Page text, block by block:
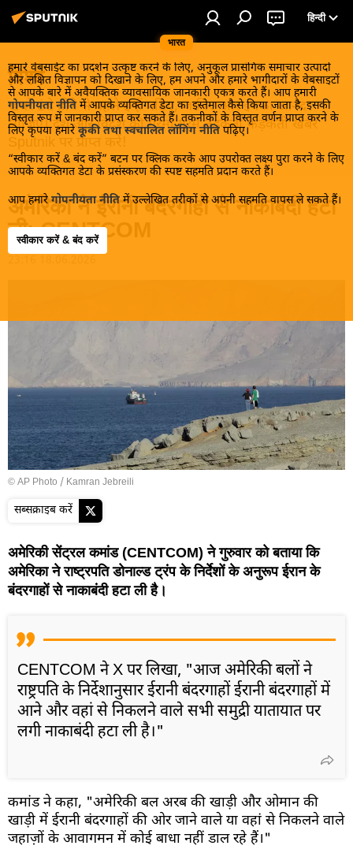
भारत
हिन्दी
हमारे वेबसाईट का प्रदर्शन उत्कृष्ट करने के लिए, अनुकूल प्रासंगिक समाचार उत्पादों
और लक्षित विज्ञापन को दिखाने के लिए, हम अपने और हमारे भागीदारों के वेबसाइटों
से आपके बारे में अवैयक्तिक व्यावसायिक जानकारी एकत्र करते हैं। आप हमारी
गोपनीयता नीति में आपके व्यक्तिगत डेटा का इस्तेमाल कैसे किया जाता है, इसकी
विस्तृत रूप में जानकारी प्राप्त कर सकते हैं। तकनीकों के विस्तृत वर्णन प्राप्त करने के
लिए कृपया हमारे कूकी तथा स्वचालित लॉगिंग नीति पढ़िए।
“स्वीकार करें & बंद करें” बटन पर क्लिक करके आप उपरोक्त लक्ष्य पुरा करने के लिए
आपके व्यक्तिगत डेटा के प्रसंस्करण की स्पष्ट सहमति प्रदान करते हैं।
आप हमारे गोपनीयता नीति में उल्लेखित तरीकों से अपनी सहमति वापस ले सकते हैं।
स्वीकार करें & बंद करें
विश्व
खबरें ठंडे होने से पहले इन्हें पढ़िए, जानिए और इनका आनंद
लीजिए। देश और विदेश की गरमा गरम तड़कती फड़कती खबरें
Sputnik पर प्राप्त करें!
अमेरिका ने ईरानी बंदरगाहों से नाकाबंदी हटा
ली: CENTCOM
© AP Photo / Kamran Jebreili
सब्सक्राइब करें
अमेरिकी सेंट्रल कमांड (CENTCOM) ने गुरुवार को बताया कि
अमेरिका ने राष्ट्रपति डोनाल्ड ट्रंप के निर्देशों के अनुरूप ईरान के
बंदरगाहों से नाकाबंदी हटा ली है।
CENTCOM ने X पर लिखा, "आज अमेरिकी बलों ने
राष्ट्रपति के निर्देशानुसार ईरानी बंदरगाहों ईरानी बंदरगाहों में
आने और वहां से निकलने वाले सभी समुद्री यातायात पर
लगी नाकाबंदी हटा ली है।"
कमांड ने कहा, "अमेरिकी बल अरब की खाड़ी और ओमान की
खाड़ी में ईरानी बंदरगाहों की ओर जाने वाले या वहां से निकलने वाले
जहाज़ों के आवागमन में कोई बाधा नहीं डाल रहे हैं।"